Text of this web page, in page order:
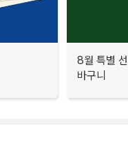
8월 특별
바구니